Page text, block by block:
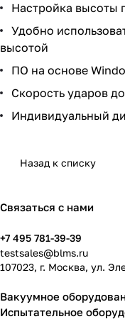
Настройка высоты
Удобно
высотой
ПО на основе
Скорость ударов
Индивидуальный
Назад к списку
Связаться с нами
+7 495 781-39-39
testsales@blms.ru
107023, г. Москва, ул.
Вакуумное
Испытательное